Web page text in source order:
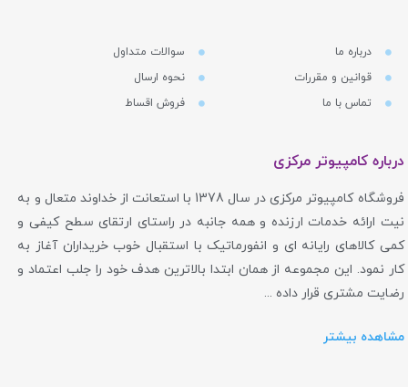
درباره ما
قوانین و مقررات
تماس با ما
سوالات متداول
نحوه ارسال
فروش اقساط
درباره کامپیوتر مرکزی
فروشگاه کامپیوتر مرکزی در سال 1378 با استعانت از خداوند متعال و به
نیت ارائه خدمات ارزنده و همه جانبه در راستای ارتقای سطح کیفی و
کمی کالاهای رایانه ای و انفورماتیک با استقبال خوب خریداران آغاز به
کار نمود. این مجموعه از همان ابتدا بالاترین هدف خود را جلب اعتماد و
رضایت مشتری قرار داده ...
مشاهده بیشتر